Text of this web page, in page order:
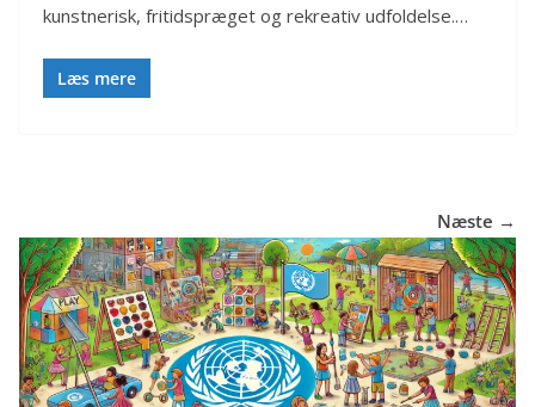
kunstnerisk, fritidspræget og rekreativ udfoldelse.…
Læs mere
Næste →